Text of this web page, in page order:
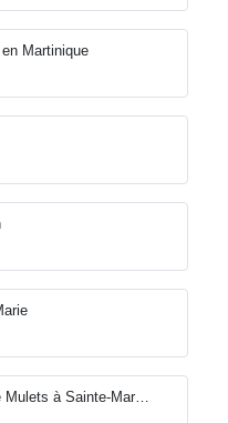
Martinique
Mulets à Sainte-Mar…